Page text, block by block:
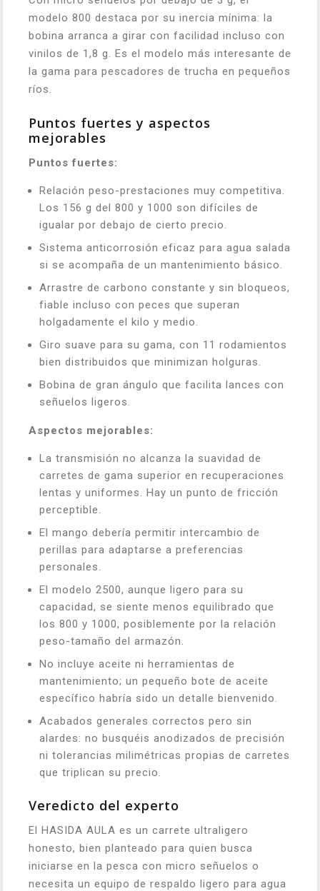
modelo 800 destaca por su inercia mínima: la
bobina arranca a girar con facilidad incluso con
vinilos de 1,8 g. Es el modelo más interesante de
la gama para pescadores de trucha en pequeños
ríos.
Puntos fuertes y aspectos
mejorables
Puntos fuertes:
Relación peso-prestaciones muy competitiva.
Los 156 g del 800 y 1000 son difíciles de
igualar por debajo de cierto precio.
Sistema anticorrosión eficaz para agua salada
si se acompaña de un mantenimiento básico.
Arrastre de carbono constante y sin bloqueos,
fiable incluso con peces que superan
holgadamente el kilo y medio.
Giro suave para su gama, con 11 rodamientos
bien distribuidos que minimizan holguras.
Bobina de gran ángulo que facilita lances con
señuelos ligeros.
Aspectos mejorables:
La transmisión no alcanza la suavidad de
carretes de gama superior en recuperaciones
lentas y uniformes. Hay un punto de fricción
perceptible.
El mango debería permitir intercambio de
perillas para adaptarse a preferencias
personales.
El modelo 2500, aunque ligero para su
capacidad, se siente menos equilibrado que
los 800 y 1000, posiblemente por la relación
peso-tamaño del armazón.
No incluye aceite ni herramientas de
mantenimiento; un pequeño bote de aceite
específico habría sido un detalle bienvenido.
Acabados generales correctos pero sin
alardes: no busquéis anodizados de precisión
ni tolerancias milimétricas propias de carretes
que triplican su precio.
Veredicto del experto
El HASIDA AULA es un carrete ultraligero
honesto, bien planteado para quien busca
iniciarse en la pesca con micro señuelos o
necesita un equipo de respaldo ligero para agua